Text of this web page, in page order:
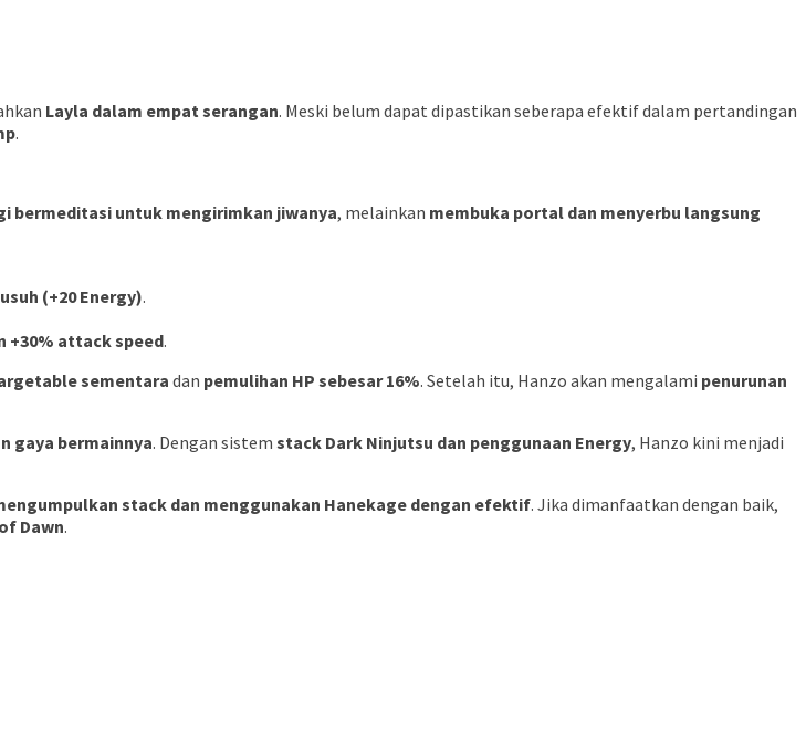
Layla dalam empat serangan. Meski belum dapat dipastikan seberapa efektif dalam pertandingan
.
bermeditasi untuk mengirimkan jiwanya, melainkan membuka portal dan menyerbu langsung
(+20 Energy).
+30% attack speed.
sementaradan pemulihan HP sebesar 16%. Setelah itu, Hanzo akan mengalami penurunan
gaya bermainnya. Dengan sistem stack Dark Ninjutsu dan penggunaan Energy, Hanzo kini menjadi
stack dan menggunakan Hanekage dengan efektif. Jika dimanfaatkan dengan baik,
Dawn.